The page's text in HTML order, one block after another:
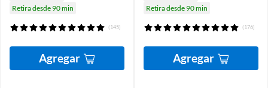
Retira desde 90 min
(145)
Agregar
Retira desde 90 min
(176)
Agregar